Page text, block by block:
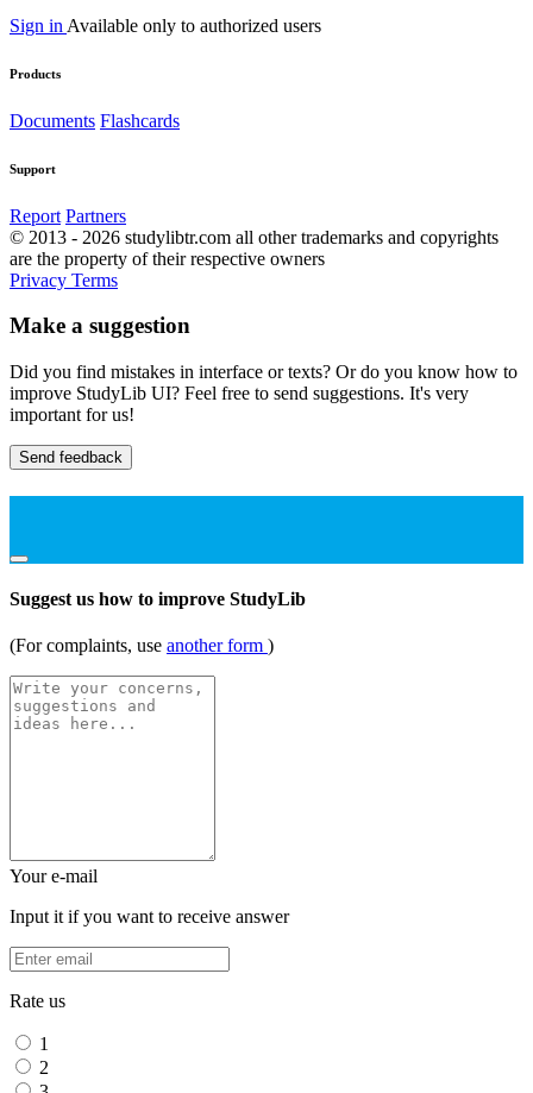
Sign in Available only to authorized users
Products
Documents Flashcards
Support
Report Partners
© 2013 - 2026 studylibtr.com all other trademarks and copyrights
are the property of their respective owners
Privacy Terms
Make a suggestion
Did you find mistakes in interface or texts? Or do you know how to
improve StudyLib UI? Feel free to send suggestions. It's very
important for us!
Send feedback
Suggest us how to improve StudyLib
(For complaints, use another form )
Your e-mail
Input it if you want to receive answer
Rate us
1
2